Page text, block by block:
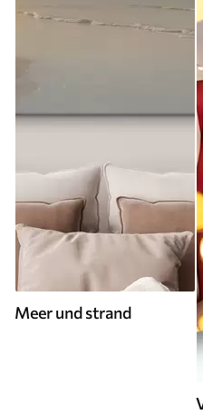
Meer und strand